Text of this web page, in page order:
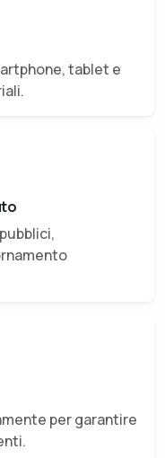
tablet e
per garantire